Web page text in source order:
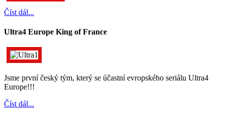
Číst dál...
Ultra4 Europe King of France
Jsme první český tým, který se účastní evropského seriálu Ultra4
Europe!!!
Číst dál...